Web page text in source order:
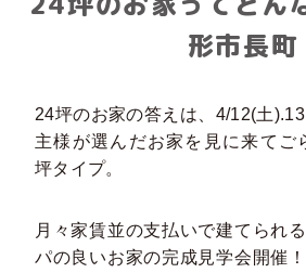
形市長町
24坪のお家の答えは、4/12(土
主様が選んだお家を見に来てご
坪タイプ。
月々家賃並の支払いで建てられ
パの良いお家の完成見学会開催